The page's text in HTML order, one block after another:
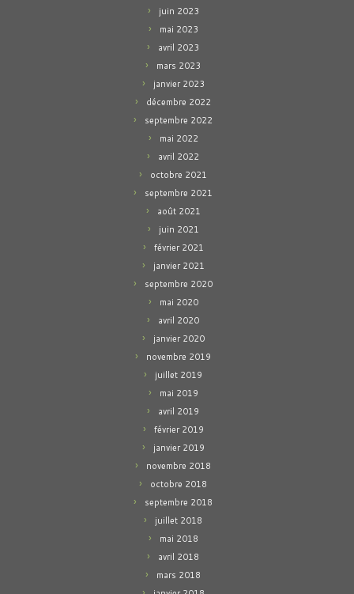
juin 2023
mai 2023
avril 2023
mars 2023
janvier 2023
décembre 2022
septembre 2022
mai 2022
avril 2022
octobre 2021
septembre 2021
août 2021
juin 2021
février 2021
janvier 2021
septembre 2020
mai 2020
avril 2020
janvier 2020
novembre 2019
juillet 2019
mai 2019
avril 2019
février 2019
janvier 2019
novembre 2018
octobre 2018
septembre 2018
juillet 2018
mai 2018
avril 2018
mars 2018